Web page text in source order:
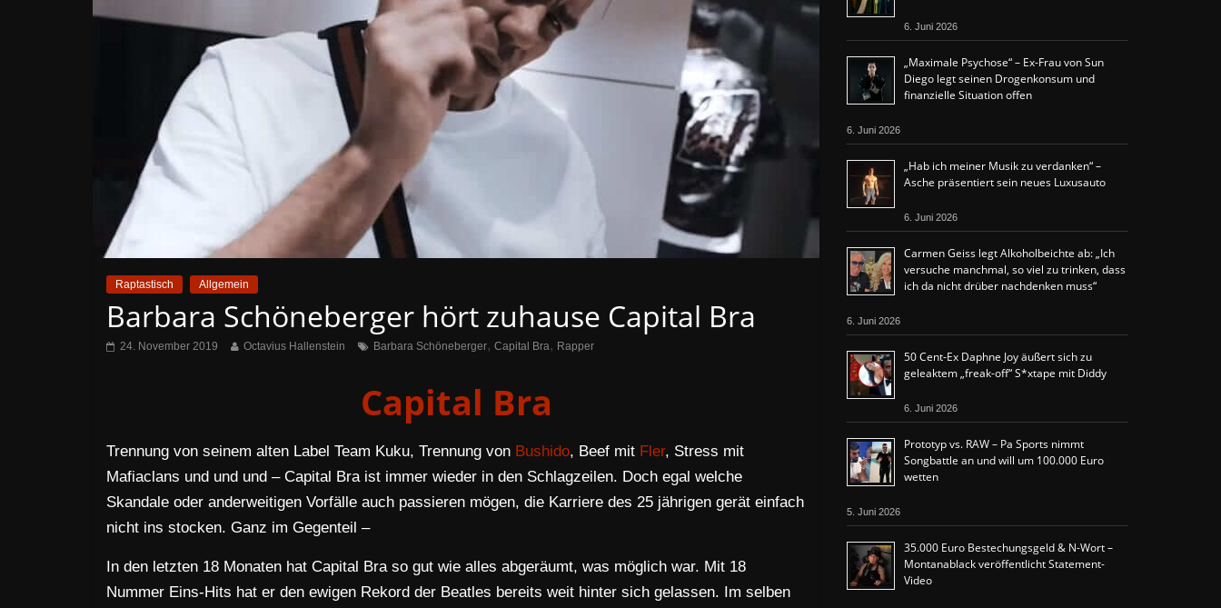
Raptastisch Allgemein
Barbara Schöneberger hört zuhause Capital Bra
24. November 2019 Octavius Hallenstein Barbara Schöneberger, Capital Bra, Rapper
Capital Bra
Trennung von seinem alten Label Team Kuku, Trennung von Bushido, Beef mit Fler, Stress mit
Mafiaclans und und und – Capital Bra ist immer wieder in den Schlagzeilen. Doch egal welche
Skandale oder anderweitigen Vorfälle auch passieren mögen, die Karriere des 25 jährigen gerät einfach
nicht ins stocken. Ganz im Gegenteil –
In den letzten 18 Monaten hat Capital Bra so gut wie alles abgeräumt, was möglich war. Mit 18
Nummer Eins-Hits hat er den ewigen Rekord der Beatles bereits weit hinter sich gelassen. Im selben
6. Juni 2026
„Maximale Psychose“ – Ex-Frau von Sun
Diego legt seinen Drogenkonsum und
finanzielle Situation offen
6. Juni 2026
„Hab ich meiner Musik zu verdanken“ –
Asche präsentiert sein neues Luxusauto
6. Juni 2026
Carmen Geiss legt Alkoholbeichte ab: „Ich
versuche manchmal, so viel zu trinken, dass
ich da nicht drüber nachdenken muss“
6. Juni 2026
50 Cent-Ex Daphne Joy äußert sich zu
geleaktem „freak-off“ S*xtape mit Diddy
6. Juni 2026
Prototyp vs. RAW – Pa Sports nimmt
Songbattle an und will um 100.000 Euro
wetten
5. Juni 2026
35.000 Euro Bestechungsgeld & N-Wort –
Montanablack veröffentlicht Statement-
Video